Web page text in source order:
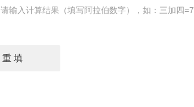
请输入计算结果（填写阿拉伯数字），如：三加四=7